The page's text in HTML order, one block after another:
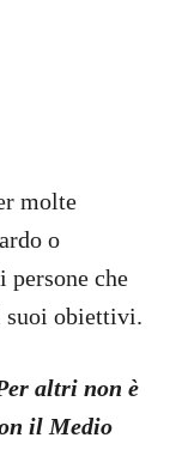
molte
o
persone che
suoi obiettivi.
altri non è
il Medio